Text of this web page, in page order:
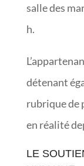
salle des
h.
détenant
rubrique de
en réalité
LE